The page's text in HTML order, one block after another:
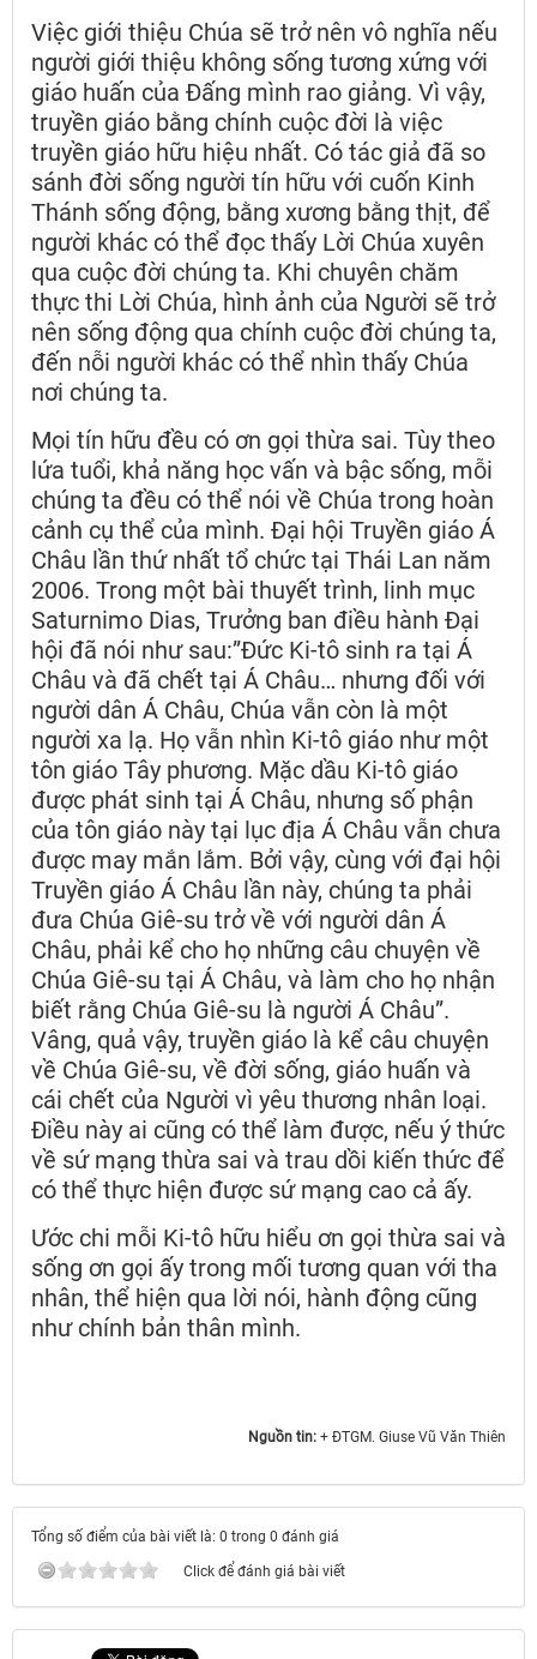
Việc giới thiệu Chúa sẽ trở nên vô nghĩa nếu
người giới thiệu không sống tương xứng với
giáo huấn của Đấng mình rao giảng. Vì vậy,
truyền giáo bằng chính cuộc đời là việc
truyền giáo hữu hiệu nhất. Có tác giả đã so
sánh đời sống người tín hữu với cuốn Kinh
Thánh sống động, bằng xương bằng thịt, để
người khác có thể đọc thấy Lời Chúa xuyên
qua cuộc đời chúng ta. Khi chuyên chăm
thực thi Lời Chúa, hình ảnh của Người sẽ trở
nên sống động qua chính cuộc đời chúng ta,
đến nỗi người khác có thể nhìn thấy Chúa
nơi chúng ta.
Mọi tín hữu đều có ơn gọi thừa sai. Tùy theo
lứa tuổi, khả năng học vấn và bậc sống, mỗi
chúng ta đều có thể nói về Chúa trong hoàn
cảnh cụ thể của mình. Đại hội Truyền giáo Á
Châu lần thứ nhất tổ chức tại Thái Lan năm
2006. Trong một bài thuyết trình, linh mục
Saturnimo Dias, Trưởng ban điều hành Đại
hội đã nói như sau:”Đức Ki-tô sinh ra tại Á
Châu và đã chết tại Á Châu… nhưng đối với
người dân Á Châu, Chúa vẫn còn là một
người xa lạ. Họ vẫn nhìn Ki-tô giáo như một
tôn giáo Tây phương. Mặc dầu Ki-tô giáo
được phát sinh tại Á Châu, nhưng số phận
của tôn giáo này tại lục địa Á Châu vẫn chưa
được may mắn lắm. Bởi vậy, cùng với đại hội
Truyền giáo Á Châu lần này, chúng ta phải
đưa Chúa Giê-su trở về với người dân Á
Châu, phải kể cho họ những câu chuyện về
Chúa Giê-su tại Á Châu, và làm cho họ nhận
biết rằng Chúa Giê-su là người Á Châu”.
Vâng, quả vậy, truyền giáo là kể câu chuyện
về Chúa Giê-su, về đời sống, giáo huấn và
cái chết của Người vì yêu thương nhân loại.
Điều này ai cũng có thể làm được, nếu ý thức
về sứ mạng thừa sai và trau dồi kiến thức để
có thể thực hiện được sứ mạng cao cả ấy.
Ước chi mỗi Ki-tô hữu hiểu ơn gọi thừa sai và
sống ơn gọi ấy trong mối tương quan với tha
nhân, thể hiện qua lời nói, hành động cũng
như chính bản thân mình.
Nguồn tin: + ĐTGM. Giuse Vũ Văn Thiên
Tổng số điểm của bài viết là: 0 trong 0 đánh giá
Click để đánh giá bài viết